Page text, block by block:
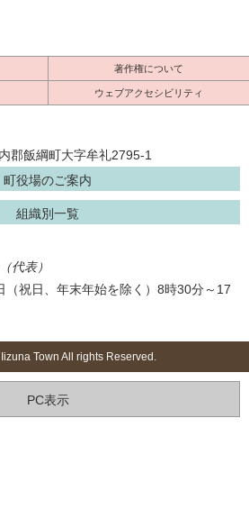
著作権について
ウェブアクセシビリティ
飯綱町大字牟礼2795-1
町役場のご案内
組織別一覧
代表）
（祝日、年末年始を除く）8時30分～17
Town All rights Reserved.
PC表示